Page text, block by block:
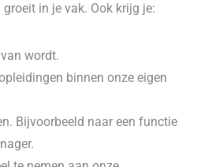
in je vak. Ook krijg je:
wordt.
binnen onze eigen
Bijvoorbeeld naar een functie